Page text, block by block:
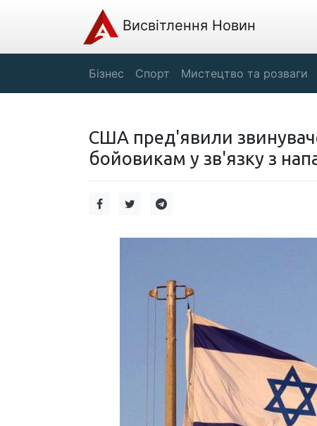
Висвітлення Новин
Бізнес Спорт Мистецтво та розваги
США пред'явили
бойовикам у зв'язку з